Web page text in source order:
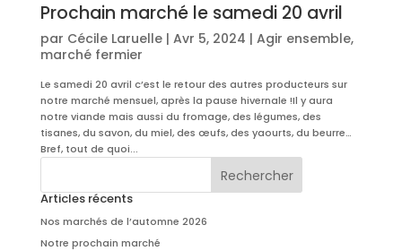
Prochain marché le samedi 20 avril
par Cécile Laruelle| Avr 5, 2024 | Agir ensemble,
marché fermier
Le samedi 20 avril c’est le retour des autres producteurs sur
notre marché mensuel, après la pause hivernale !Il y aura
notre viande mais aussi du fromage, des légumes, des
tisanes, du savon, du miel, des œufs, des yaourts, du beurre…
Bref, tout de quoi...
Articles récents
Nos marchés de l’automne 2026
Notre prochain marché